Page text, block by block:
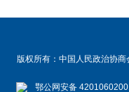
版权所有：中国人民政治协
鄂公网安备